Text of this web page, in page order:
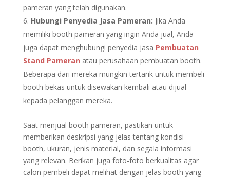
pameran yang telah digunakan.
Hubungi Penyedia Jasa Pameran: Jika Anda
memiliki booth pameran yang ingin Anda jual, Anda
juga dapat menghubungi penyedia jasa Pembuatan
Stand Pameran atau perusahaan pembuatan booth.
Beberapa dari mereka mungkin tertarik untuk membeli
booth bekas untuk disewakan kembali atau dijual
kepada pelanggan mereka.
Saat menjual booth pameran, pastikan untuk
memberikan deskripsi yang jelas tentang kondisi
booth, ukuran, jenis material, dan segala informasi
yang relevan. Berikan juga foto-foto berkualitas agar
calon pembeli dapat melihat dengan jelas booth yang